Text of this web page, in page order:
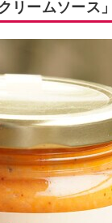
リームソース